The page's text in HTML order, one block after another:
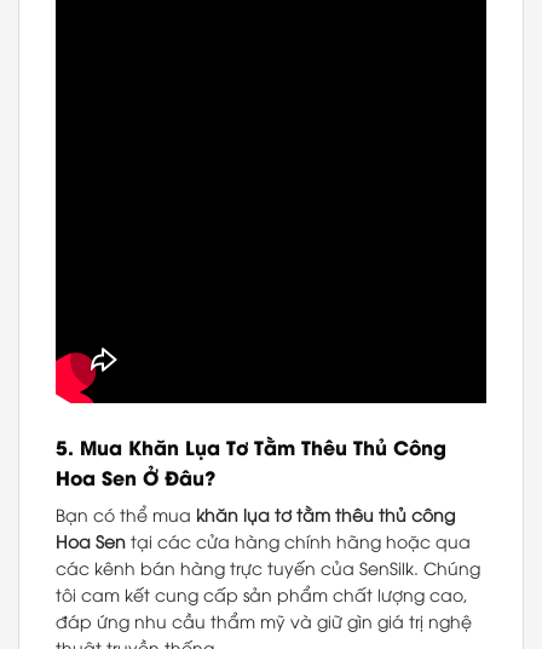
5. Mua Khăn Lụa Tơ Tằm Thêu Thủ Công
Hoa Sen Ở Đâu?
Bạn có thể mua khăn lụa tơ tằm thêu thủ công
Hoa Sen tại các cửa hàng chính hãng hoặc qua
các kênh bán hàng trực tuyến của SenSilk. Chúng
tôi cam kết cung cấp sản phẩm chất lượng cao,
đáp ứng nhu cầu thẩm mỹ và giữ gìn giá trị nghệ